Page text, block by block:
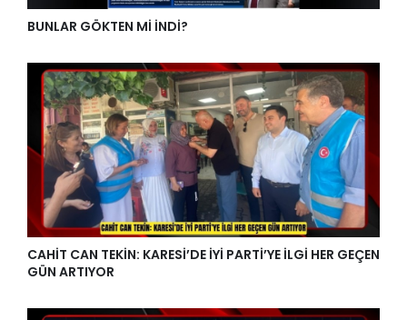
BUNLAR GÖKTEN Mİ İNDİ?
CAHİT CAN TEKİN: KARESİ’DE İYİ PARTİ’YE İLGİ HER GEÇEN
GÜN ARTIYOR